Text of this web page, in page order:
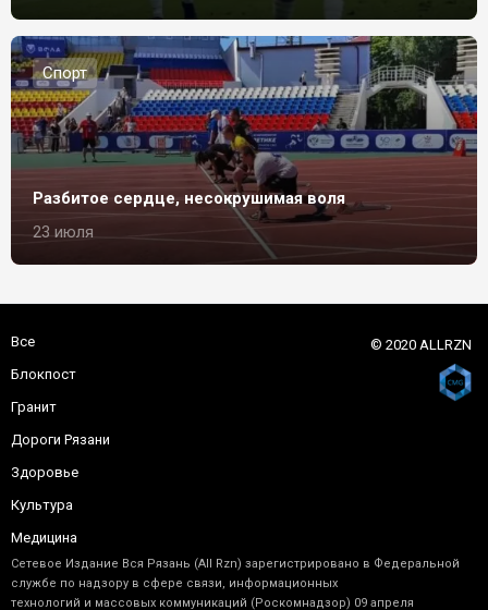
Спорт
Разбитое сердце, несокрушимая воля
23 июля
Все
Блокпост
Гранит
Дороги Рязани
Здоровье
Культура
Медицина
Сетевое Издание Вся Рязань (All Rzn) зарегистрировано в Федеральной
службе по надзору в сфере связи, информационных
технологий и массовых коммуникаций (Роскомнадзор) 09 апреля
© 2020 ALLRZN